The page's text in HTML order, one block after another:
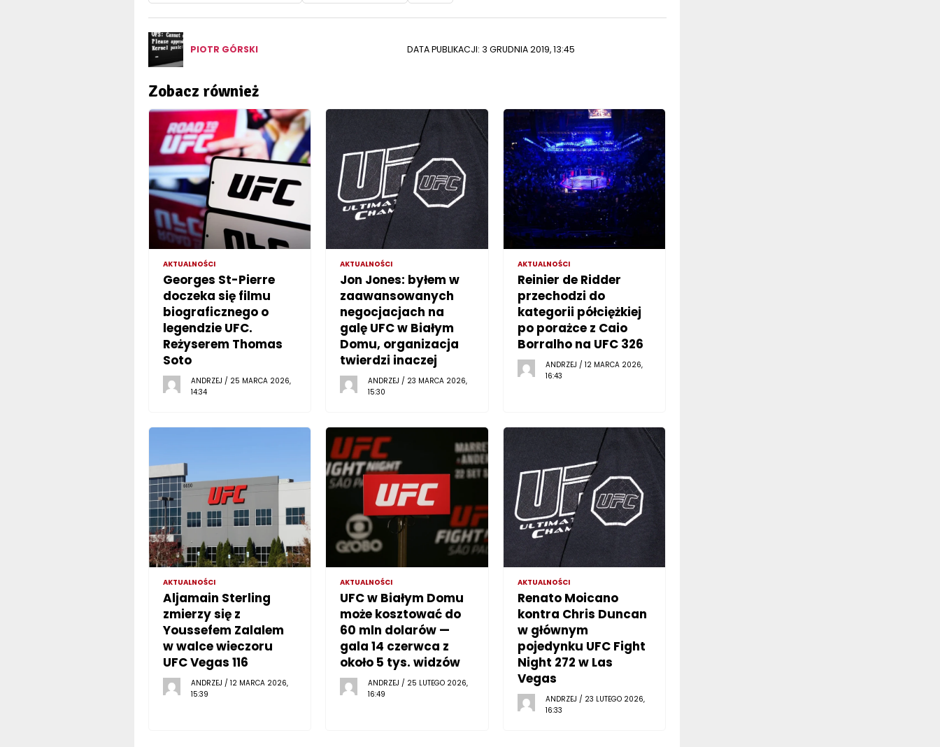
PIOTR GÓRSKI DATA PUBLIKACJI: 3 GRUDNIA 2019, 13:45
Zobacz również
AKTUALNOŚCI
Georges St-Pierre
doczeka się filmu
biograficznego o
legendzie UFC.
Reżyserem Thomas
Soto
ANDRZEJ / 25 MARCA 2026,
14:34
AKTUALNOŚCI
Jon Jones: byłem w
zaawansowanych
negocjacjach na
galę UFC w Białym
Domu, organizacja
twierdzi inaczej
ANDRZEJ / 23 MARCA 2026,
15:30
AKTUALNOŚCI
Reinier de Ridder
przechodzi do
kategorii półciężkiej
po porażce z Caio
Borralho na UFC 326
ANDRZEJ / 12 MARCA 2026,
16:43
AKTUALNOŚCI
Aljamain Sterling
zmierzy się z
Youssefem Zalalem
w walce wieczoru
UFC Vegas 116
ANDRZEJ / 12 MARCA 2026,
15:39
AKTUALNOŚCI
UFC w Białym Domu
może kosztować do
60 mln dolarów —
gala 14 czerwca z
około 5 tys. widzów
ANDRZEJ / 25 LUTEGO 2026,
16:49
AKTUALNOŚCI
Renato Moicano
kontra Chris Duncan
w głównym
pojedynku UFC Fight
Night 272 w Las
Vegas
ANDRZEJ / 23 LUTEGO 2026,
16:33